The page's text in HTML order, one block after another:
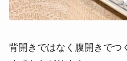
背開きではなく腹開きでつ